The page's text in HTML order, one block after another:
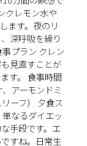
クレモン水や
ます。夜のリ
深呼吸を繰り
プラン クレン
見直すことが
す。 食事時間
アーモンドミ
ーフ） 夕食ス
なるダイエッ
手段です。エ
すね。日常生